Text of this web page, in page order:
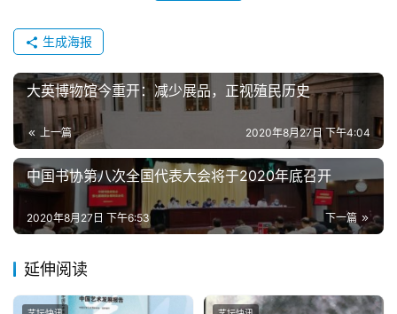
生成海报
大英博物馆今重开：减少展品，正视殖民历史
上一篇 2020年8月27日 下午4:04
中国书协第八次全国代表大会将于2020年底召开
下一篇
2020年8月27日 下午6:53
延伸阅读